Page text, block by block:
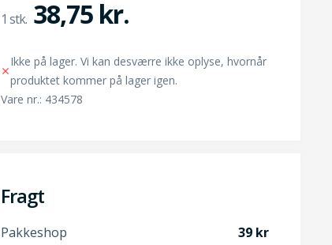
38,75 kr.
Ikke på lager. Vi kan desværre ikke oplyse, hvornår
produktet kommer på lager igen.
Vare nr.: 434578
Fragt
Pakkeshop
39